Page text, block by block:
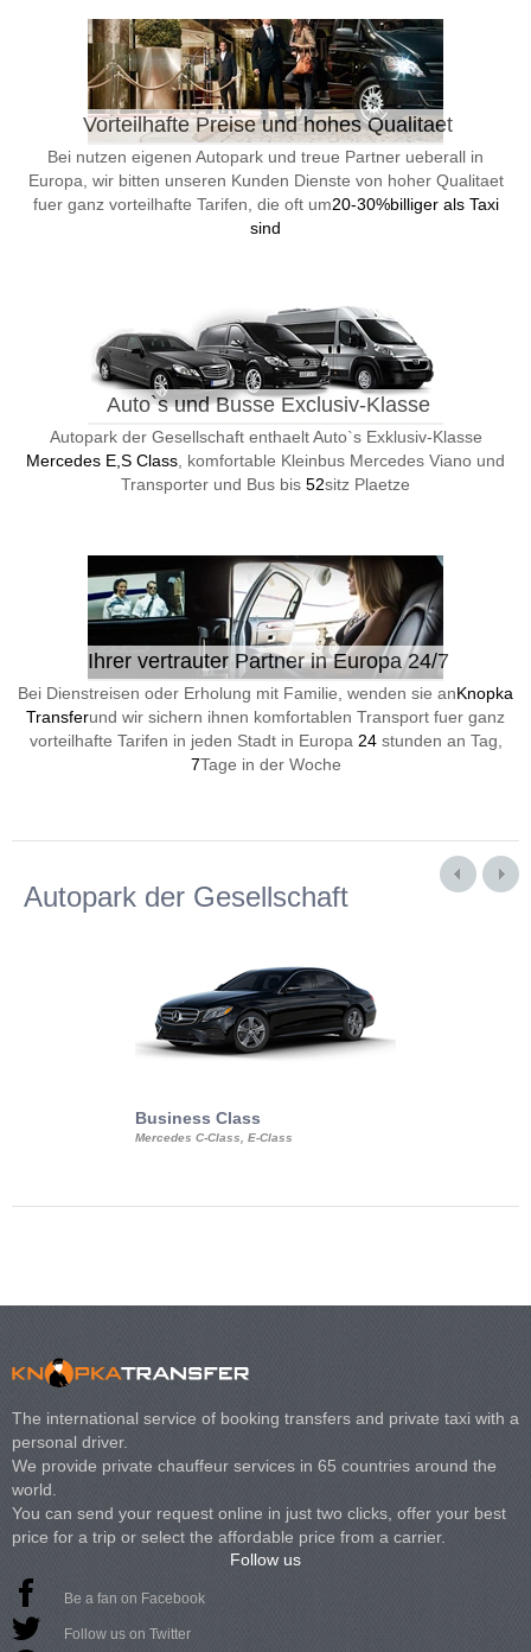
Vorteilhafte Preise und hohes Qualitaet
Bei nutzen eigenen Autopark und treue Partner ueberall in
Europa, wir bitten unseren Kunden Dienste von hoher Qualitaet
fuer ganz vorteilhafte Tarifen, die oft um20-30%billiger als Taxi
sind
Auto`s und Busse Exclusiv-Klasse
Autopark der Gesellschaft enthaelt Auto`s Exklusiv-Klasse
Mercedes E,S Class , komfortable Kleinbus Mercedes Viano und
Transporter und Bus bis 52sitz Plaetze
Ihrer vertrauter Partner in Europa 24/7
Bei Dienstreisen oder Erholung mit Familie, wenden sie anKnopka
Transferund wir sichern ihnen komfortablen Transport fuer ganz
vorteilhafte Tarifen in jeden Stadt in Europa 24stunden an Tag,
7Tage in der Woche
Autopark der Gesellschaft
Business Class
Mercedes C-Class, E-Class
The international service of booking transfers and private taxi with a
personal driver.
We provide private chauffeur services in 65 countries around the
world.
You can send your request online in just two clicks, offer your best
price for a trip or select the affordable price from a carrier.
Follow us
Be a fan on Facebook
Follow us on Twitter